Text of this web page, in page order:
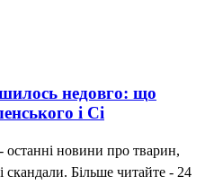
недовго: що
і Сі
новини про тварин,
скандали. Більше читайте - 24